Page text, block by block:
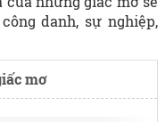
danh, sự nghiệp,
mơ